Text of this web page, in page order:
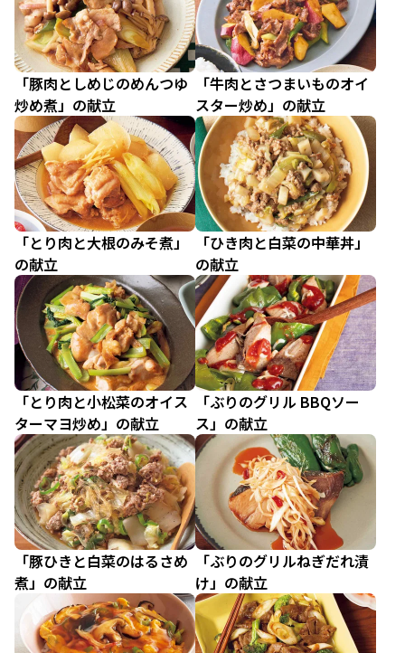
「豚肉としめじのめんつゆ
炒め煮」の献立
「牛肉とさつまいものオイ
スター炒め」の献立
「とり肉と大根のみそ煮」
の献立
「ひき肉と白菜の中華丼」
の献立
「とり肉と小松菜のオイス
ターマヨ炒め」の献立
「ぶりのグリル BBQソー
ス」の献立
「豚ひきと白菜のはるさめ
煮」の献立
「ぶりのグリルねぎだれ漬
け」の献立